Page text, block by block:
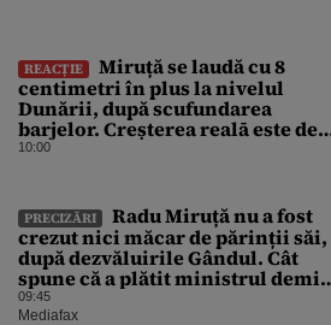
REACȚIE
Miruță se laudă cu 8
centimetri în plus la nivelul
Dunării, după scufundarea
barjelor. Creșterea realā este de
doar 4 centimetri
10:00
PRECIZĂRI
Radu Miruță nu a fost
crezut nici măcar de părinții săi,
după dezvăluirile Gândul. Cât
spune că a plătit ministrul demis
pentru vacanța la 5 stele în Turcia
09:45
Mediafax